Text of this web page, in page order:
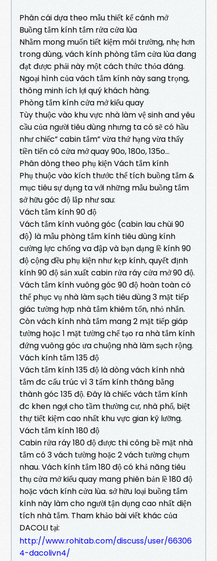
Phân cái dựa theo mẫu thiết kế cánh mở
Buồng tắm kính tắm rửa cửa lùa
Nhằm mong muốn tiết kiệm môi trường, nhẹ hơn
trong dùng, vách kính phòng tắm cửa lùa đang
đạt được phải này một cách thức thỏa đáng.
Ngoại hình của vách tắm kính này sang trọng,
thông minh ích lợi quý khách hàng.
Phòng tắm kính cửa mở kiểu quay
Tùy thuộc vào khu vực nhà làm vệ sinh and yêu
cầu của người tiêu dùng nhưng ta có sẽ có hầu
như chiếc” cabin tắm” vừa thứ hạng vừa thấy
tiền tiến có cửa mở quay 90o, 180o, 135o…
Phân dòng theo phụ kiện Vách tắm kính
Phụ thuộc vào kích thước thể tích buồng tắm &
mục tiêu sự dụng ta với những mẫu buồng tắm
sở hữu góc độ lắp như sau:
Vách tắm kính 90 độ
Vách tắm kính vuông góc (cabin lau chùi 90
độ) là mẫu phòng tắm kính tiêu dùng kính
cường lực chống va đập và bạn dạng lề kính 90
độ cộng đều phụ kiện như kẹp kính, quyết định
kính 90 độ sản xuất cabin rửa ráy cửa mở 90 độ.
Vách tắm kính vuông góc 90 độ hoàn toàn có
thể phục vụ nhà làm sạch tiêu dùng 3 mặt tiếp
giác tường hợp nhà tắm khiêm tốn, nhỏ nhắn.
Còn vách kính nhà tắm mang 2 mặt tiếp giáp
tường hoặc 1 mặt tường chế tạo ra nhà tắm kính
đứng vuông góc ưa chuộng nhà làm sạch rộng.
Vách kính tắm 135 độ
Vách tắm kính 135 độ là dòng vách kính nhà
tắm đc cấu trúc vì 3 tấm kính thăng bằng
thành góc 135 độ. Đây là chiếc vách tắm kính
đc khen ngợi cho tầm thường cư, nhà phố, biệt
thự tiết kiệm cao nhất khu vực gian kỹ lưỡng.
Vách tắm kính 180 độ
Cabin rửa ráy 180 độ được thi công bề mặt nhà
tắm có 3 vách tường hoặc 2 vách tường chụm
nhau. Vách kính tắm 180 độ có khả năng tiêu
thụ cửa mở kiểu quay mang phiên bản lề 180 độ
hoặc vách kính cửa lùa. sở hữu loại buồng tắm
kính này làm cho người tận dụng cao nhất diện
tích nhà tắm. Tham khảo bài viết khác của
DACOLI tại:
http://www.rohitab.com/discuss/user/66306
4-dacolivn4/